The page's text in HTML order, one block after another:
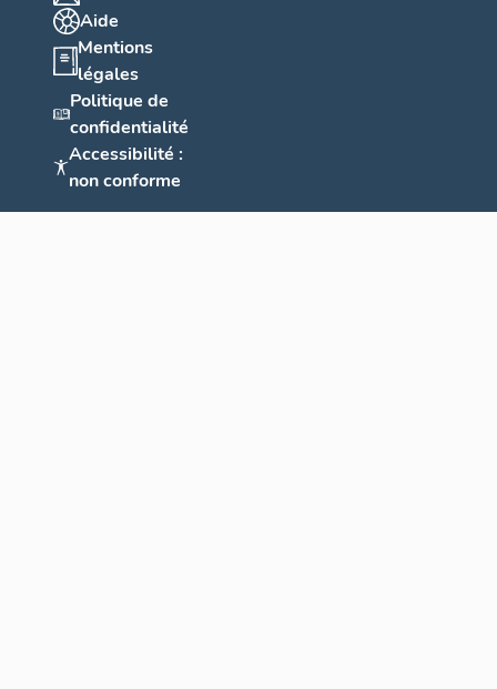
Aide
Mentions
légales
Politique de
confidentialité
Accessibilité :
non conforme